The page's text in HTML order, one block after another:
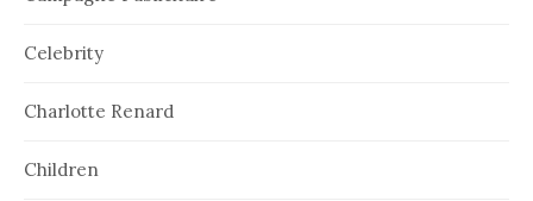
Celebrity
Charlotte Renard
Children